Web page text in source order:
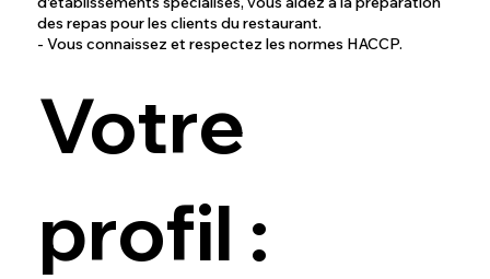
des repas pour les clients du restaurant.
- Vous connaissez et respectez les normes HACCP.
Votre
profil :